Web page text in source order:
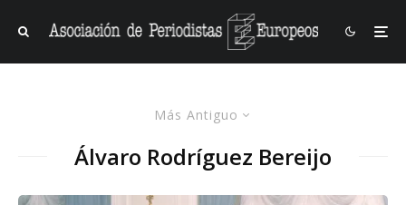
Más Antiguo
Álvaro Rodríguez Bereijo